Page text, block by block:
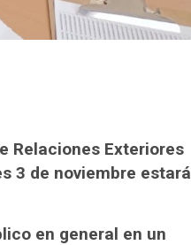
Relaciones Exteriores
3 de noviembre estará
en general en un